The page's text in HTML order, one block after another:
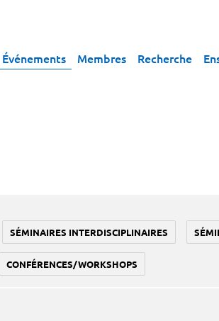
Événements Membres Recherche
SÉMINAIRES INTERDISCIPLINAIRES
CONFÉRENCES/WORKSHOPS